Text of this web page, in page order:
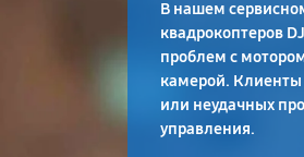
В нашем
квадрокоптеров
проблем с
камерой. Клиенты
или неудачных
управления.